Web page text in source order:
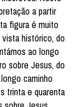
a partir
figura é muito
histórico, do
ao longo
sobre Jesus, do
caminho
trinta e quarenta